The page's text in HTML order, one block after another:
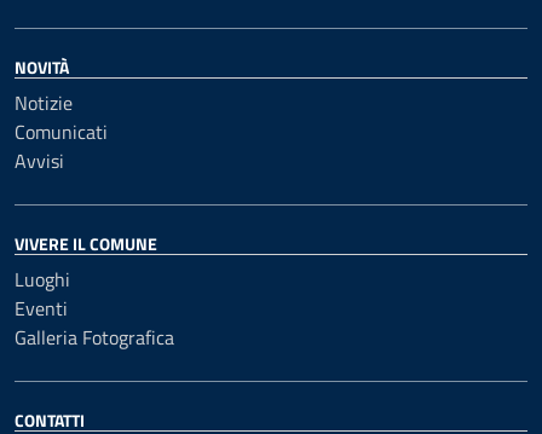
NOVITÀ
Notizie
Comunicati
Avvisi
VIVERE IL COMUNE
Luoghi
Eventi
Galleria Fotografica
CONTATTI